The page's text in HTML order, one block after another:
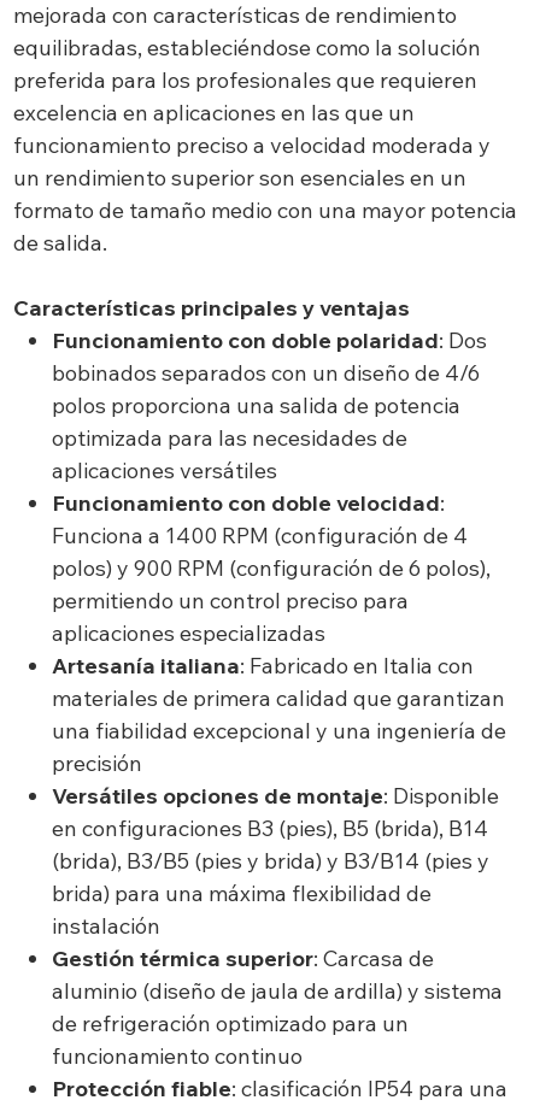
mejorada con características de rendimiento
equilibradas, estableciéndose como la solución
preferida para los profesionales que requieren
excelencia en aplicaciones en las que un
funcionamiento preciso a velocidad moderada y
un rendimiento superior son esenciales en un
formato de tamaño medio con una mayor potencia
de salida.
Características principales y ventajas
Funcionamiento con doble polaridad: Dos
bobinados separados con un diseño de 4/6
polos proporciona una salida de potencia
optimizada para las necesidades de
aplicaciones versátiles
Funcionamiento con doble velocidad:
Funciona a 1400 RPM (configuración de 4
polos) y 900 RPM (configuración de 6 polos),
permitiendo un control preciso para
aplicaciones especializadas
Artesanía italiana: Fabricado en Italia con
materiales de primera calidad que garantizan
una fiabilidad excepcional y una ingeniería de
precisión
Versátiles opciones de montaje: Disponible
en configuraciones B3 (pies), B5 (brida), B14
(brida), B3/B5 (pies y brida) y B3/B14 (pies y
brida) para una máxima flexibilidad de
instalación
Gestión térmica superior: Carcasa de
aluminio (diseño de jaula de ardilla) y sistema
de refrigeración optimizado para un
funcionamiento continuo
Protección fiable: clasificación IP54 para una